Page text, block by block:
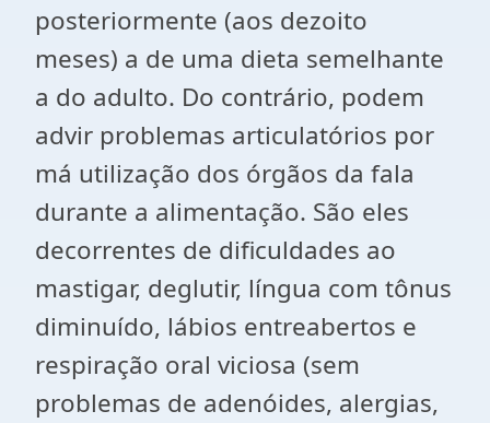
posteriormente (aos dezoito
meses) a de uma dieta semelhante
a do adulto. Do contrário, podem
advir problemas articulatórios por
má utilização dos órgãos da fala
durante a alimentação. São eles
decorrentes de dificuldades ao
mastigar, deglutir, língua com tônus
diminuído, lábios entreabertos e
respiração oral viciosa (sem
problemas de adenóides, alergias,